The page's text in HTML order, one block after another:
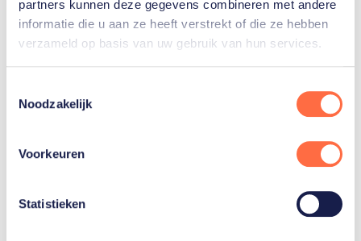
partners kunnen deze gegevens combineren met andere
informatie die u aan ze heeft verstrekt of die ze hebben
verzameld op basis van uw gebruik van hun services.
Noodzakelijk
Voorkeuren
Statistieken
iets bij ons heeft veranderd. We
gaan niet naast onze schoenen
lopen of denken dat we de beste